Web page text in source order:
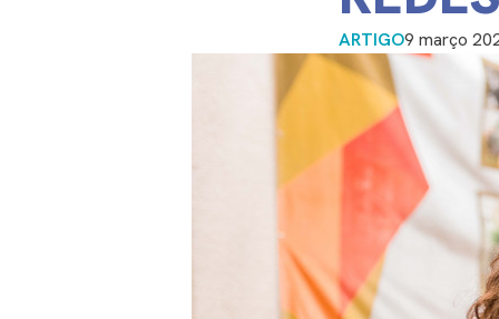
ARTIGO9 março